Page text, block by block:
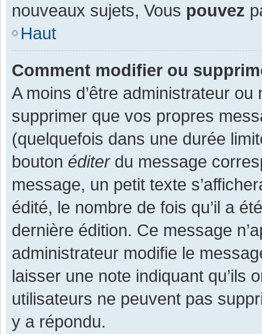
nouveaux sujets, Vous pouvez
Haut
Comment modifier ou
A moins d’être administrateur
supprimer que vos propres
(quelquefois dans une durée
bouton éditerdu message
message, un petit texte
édité, le nombre de fois qu’il a
dernière édition. Ce message
administrateur modifie le
laisser une note indiquant qu’ils
utilisateurs ne peuvent pas
y a répondu.